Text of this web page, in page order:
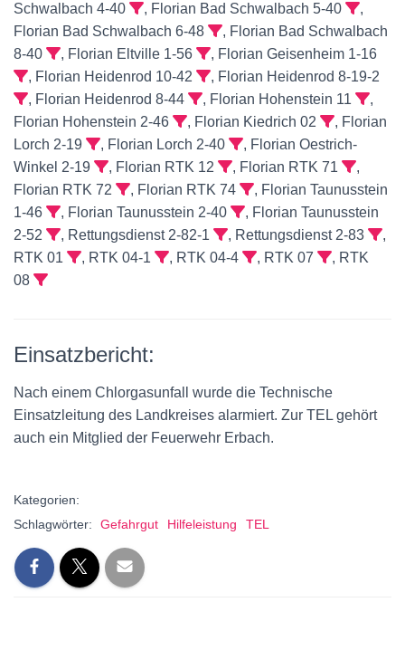
Schwalbach 4-40
, Florian Bad Schwalbach 5-40
,
Florian Bad Schwalbach 6-48
, Florian Bad Schwalbach
8-40
, Florian Eltville 1-56
, Florian Geisenheim 1-16
, Florian Heidenrod 10-42
, Florian Heidenrod 8-19-2
, Florian Heidenrod 8-44
, Florian Hohenstein 11
,
Florian Hohenstein 2-46
, Florian Kiedrich 02
, Florian
Lorch 2-19
, Florian Lorch 2-40
, Florian Oestrich-
Winkel 2-19
, Florian RTK 12 , Florian RTK 71
,
Florian RTK 72
, Florian RTK 74
, Florian Taunusstein
1-46
, Florian Taunusstein 2-40
, Florian Taunusstein
2-52
, Rettungsdienst 2-82-1 , Rettungsdienst 2-83
,
RTK 01
, RTK 04-1 , RTK 04-4 , RTK 07
, RTK
08
Einsatzbericht:
Nach einem Chlorgasunfall wurde die Technische
Einsatzleitung des Landkreises alarmiert. Zur TEL gehört
auch ein Mitglied der Feuerwehr Erbach.
Kategorien:
Schlagwörter:
Gefahrgut Hilfeleistung TEL